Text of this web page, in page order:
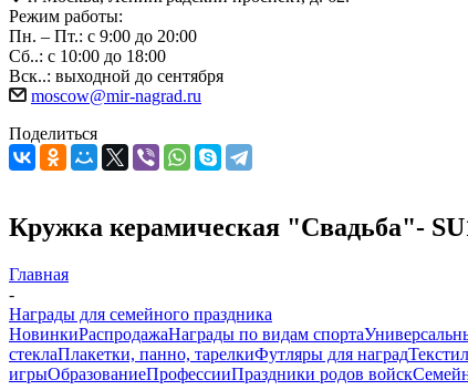
Режим работы:
Пн. – Пт.: с 9:00 до 20:00
Сб..: с 10:00 до 18:00
Вск..: выходной до сентября
moscow@mir-nagrad.ru
Поделиться
Кружка керамическая "Свадьба"-
Главная
-
Награды для семейного праздника
НовинкиРаспродажаНаграды по видам спорта
стеклаПлакетки, панно, тарелкиФутляры для наград
игрыОбразованиеПрофессииПраздники родов войск